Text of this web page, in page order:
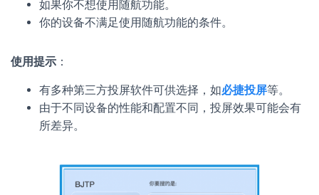
如果你不想使用随航功能。
你的设备不满足使用随航功能的条件。
使用提示 ：
有多种第三方投屏软件可供选择，如必捷投屏等。
由于不同设备的性能和配置不同，投屏效果可能会有
所差异。